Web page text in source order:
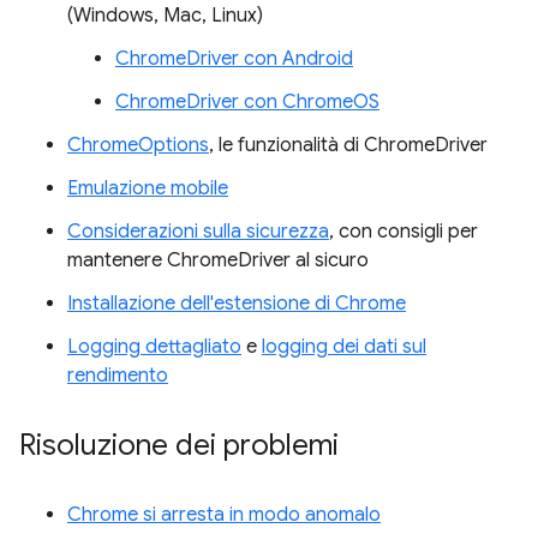
(Windows, Mac, Linux)
ChromeDriver con Android
ChromeDriver con ChromeOS
ChromeOptions, le funzionalità di ChromeDriver
Emulazione mobile
Considerazioni sulla sicurezza, con consigli per
mantenere ChromeDriver al sicuro
Installazione dell'estensione di Chrome
Logging dettagliato e logging dei dati sul
rendimento
Risoluzione dei problemi
Chrome si arresta in modo anomalo